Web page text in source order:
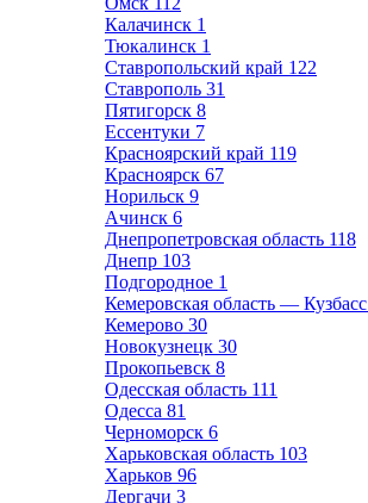
Калачинск 1
Тюкалинск 1
Ставропольский край 122
Ставрополь 31
Пятигорск 8
Ессентуки 7
Красноярский край 119
Красноярск 67
Норильск 9
Ачинск 6
Днепропетровская область 118
Днепр 103
Подгородное 1
Кемеровская область — Кузбасс
Кемерово 30
Новокузнецк 30
Прокопьевск 8
Одесская область 111
Одесса 81
Черноморск 6
Харьковская область 103
Харьков 96
Дергачи 3